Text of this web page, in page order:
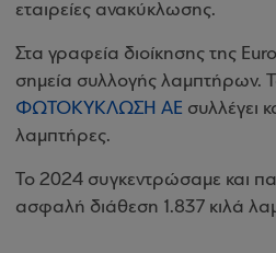
εταιρείες ανακύκλωσης.
Στα γραφεία διοίκησης της
σημεία συλλογής λαμπτήρων.
ΦΩΤΟΚΥΚΛΩΣΗ ΑΕ συλλέγει
λαμπτήρες.
Το 2024 συγκεντρώσαμε και
ασφαλή διάθεση 1.837 κιλά